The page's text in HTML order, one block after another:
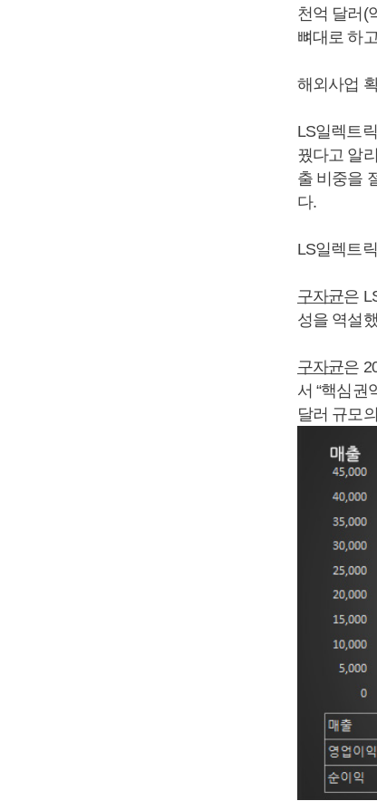
천억 달러(
뼈대로 하
해외사업
LS일렉트
꿨다고 알
출 비중을
다.
LS일렉트
구자균은
성을 역설
구자균은
서 “핵심권
달러 규모